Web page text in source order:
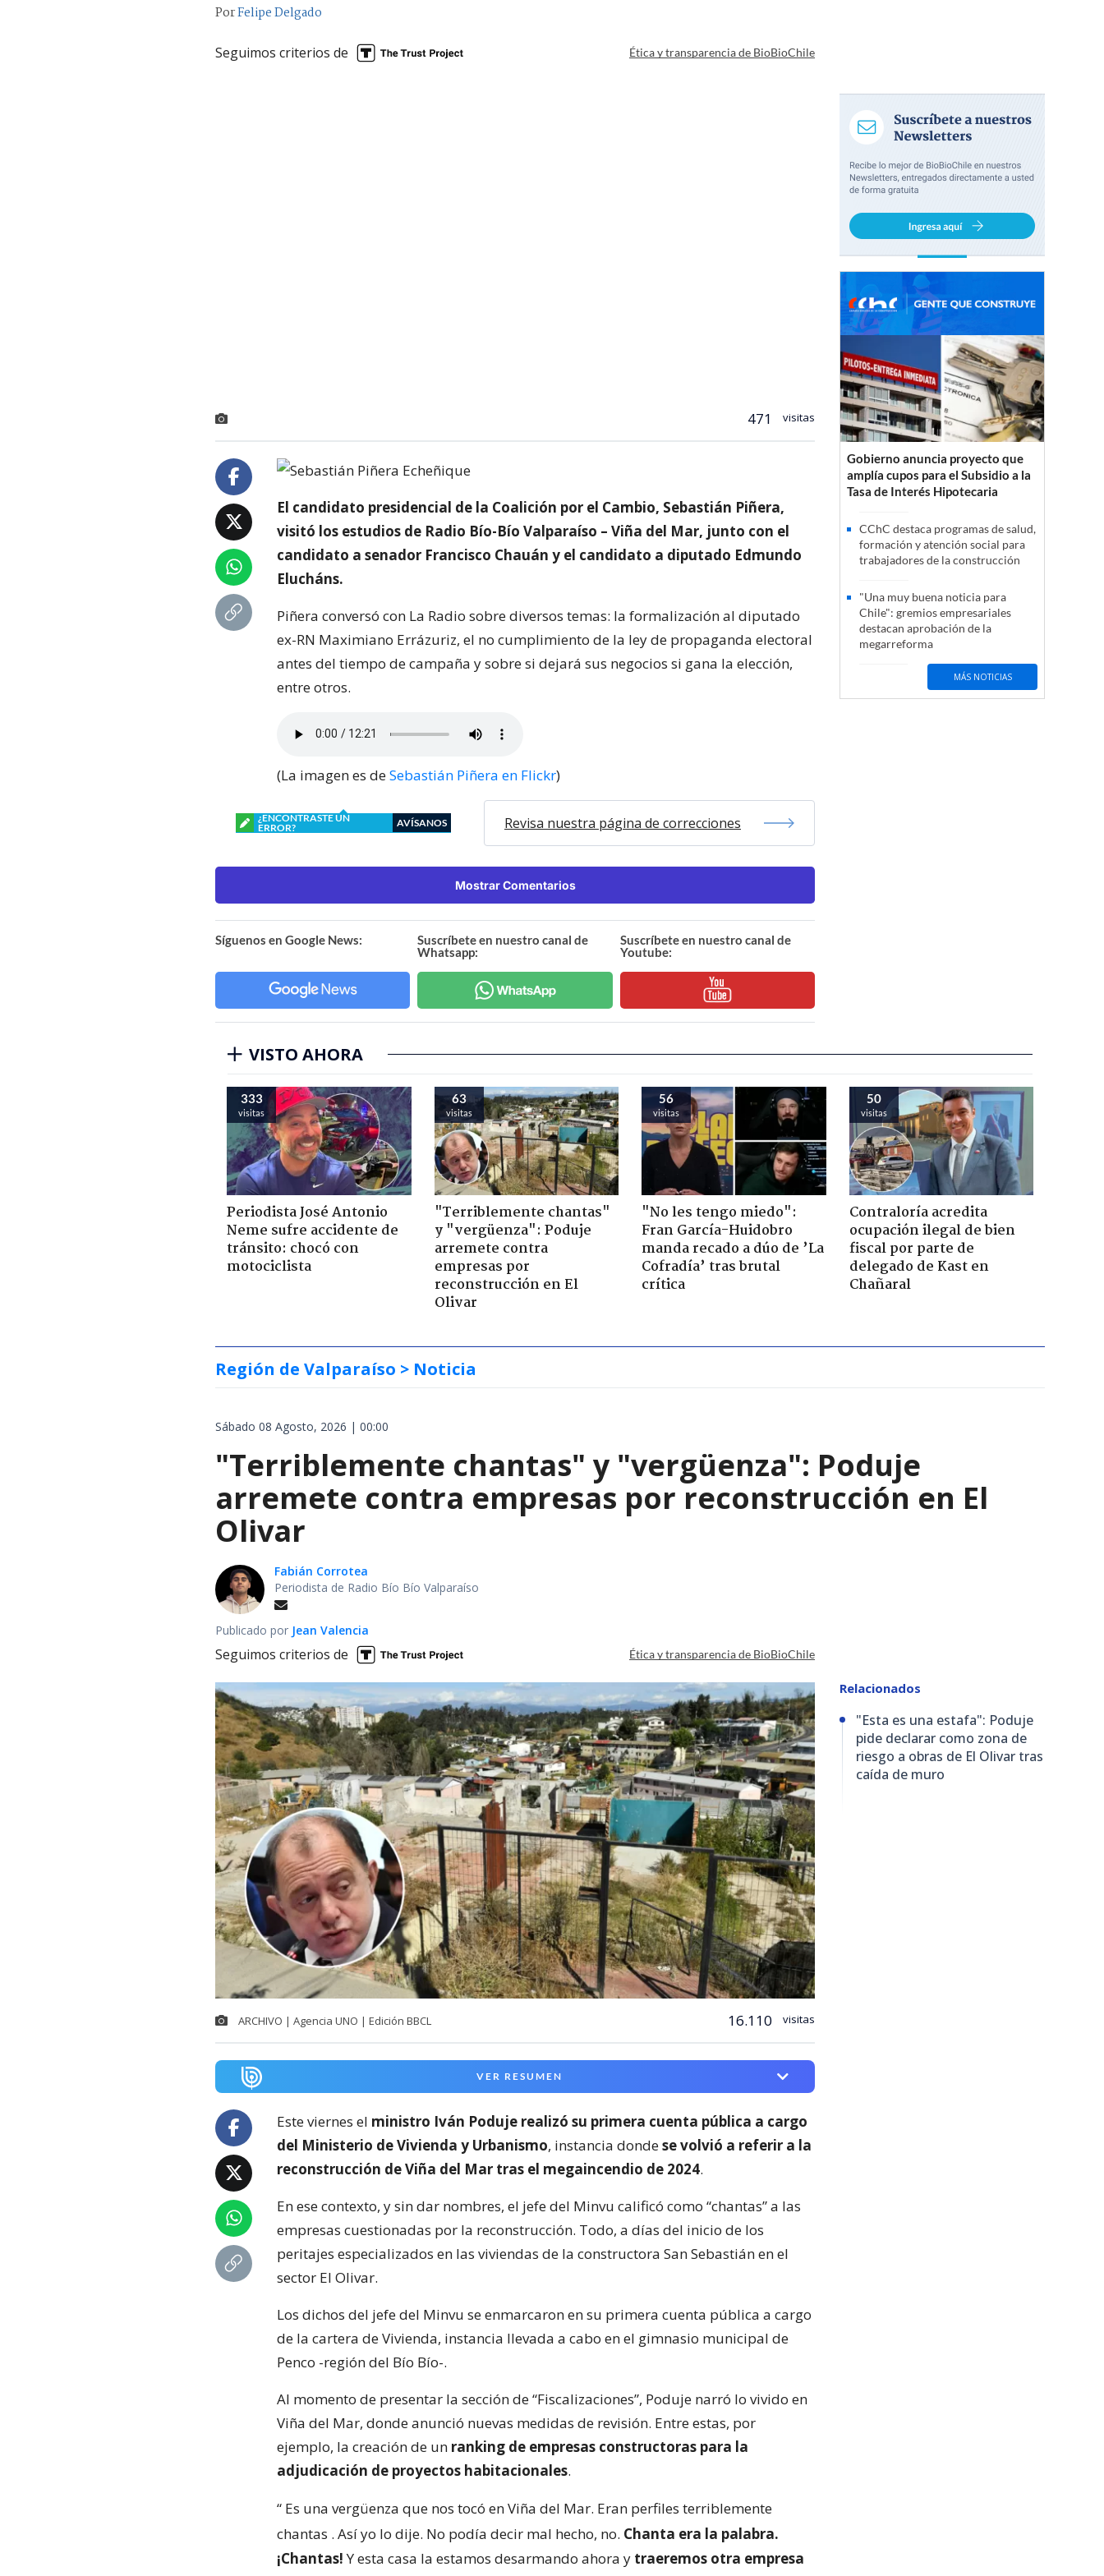
PorFelipe Delgado
Seguimos criterios de Ética y transparencia de BioBioChile
471 visitas
El candidato presidencial de la Coalición por el Cambio, Sebastián Piñera,
visitó los estudios de Radio Bío-Bío Valparaíso – Viña del Mar, junto con el
candidato a senador Francisco Chauán y el candidato a diputado Edmundo
Elucháns.
Piñera conversó con La Radio sobre diversos temas: la formalización al diputado
ex-RN Maximiano Errázuriz, el no cumplimiento de la ley de propaganda electoral
antes del tiempo de campaña y sobre si dejará sus negocios si gana la elección,
entre otros.
(La imagen es deSebastián Piñera en Flickr)
¿ENCONTRASTE UN
ERROR?
AVÍSANOS Revisa nuestra página de correcciones
Mostrar Comentarios
Síguenos en Google News:
Suscríbete en nuestro canal de
Whatsapp:
Suscríbete en nuestro canal de
Youtube:
Gobierno anuncia proyecto que
amplía cupos para el Subsidio a la
Tasa de Interés Hipotecaria
CChC destaca programas de salud,
formación y atención social para
trabajadores de la construcción
"Una muy buena noticia para
Chile": gremios empresariales
destacan aprobación de la
megarreforma
MÁS NOTICIAS
VISTO AHORA
333
visitas
Periodista José Antonio
Neme sufre accidente de
tránsito: chocó con
motociclista
63
visitas
"Terriblemente chantas"
y "vergüenza": Poduje
arremete contra
empresas por
reconstrucción en El
Olivar
56
visitas
"No les tengo miedo":
Fran García-Huidobro
manda recado a dúo de ’La
Cofradía’ tras brutal
crítica
50
visitas
Contraloría acredita
ocupación ilegal de bien
fiscal por parte de
delegado de Kast en
Chañaral
Región de Valparaíso > Noticia
Sábado 08 Agosto, 2026 | 00:00
"Terriblemente chantas" y "vergüenza": Poduje
arremete contra empresas por reconstrucción en El
Olivar
Fabián Corrotea
Periodista de Radio Bío Bío Valparaíso
Publicado por Jean Valencia
Seguimos criterios de Ética y transparencia de BioBioChile
ARCHIVO | Agencia UNO | Edición BBCL 16.110 visitas
VER RESUMEN
Este viernes el ministro Iván Poduje realizó su primera cuenta pública a cargo
del Ministerio de Vivienda y Urbanismo, instancia dondese volvió a referir a la
reconstrucción de Viña del Mar tras el megaincendio de 2024.
En ese contexto, y sin dar nombres, el jefe del Minvu calificó como “chantas” a las
empresas cuestionadas por la reconstrucción. Todo, a días del inicio de los
peritajes especializados en las viviendas de la constructora San Sebastián en el
sector El Olivar.
Los dichos del jefe del Minvu se enmarcaron en su primera cuenta pública a cargo
de la cartera de Vivienda, instancia llevada a cabo en el gimnasio municipal de
Penco -región del Bío Bío-.
Al momento de presentar la sección de “Fiscalizaciones”, Poduje narró lo vivido en
Viña del Mar, donde anunció nuevas medidas de revisión. Entre estas, por
ejemplo, la creación de un ranking de empresas constructoras para la
adjudicación de proyectos habitacionales.
“ Es una vergüenza que nos tocó en Viña del Mar. Eran perfiles terriblemente
chantas . Así yo lo dije. No podía decir mal hecho, no. Chanta era la palabra.
¡Chantas!Y esta casa la estamos desarmando ahora y traeremos otra empresa
Relacionados
"Esta es una estafa": Poduje
pide declarar como zona de
riesgo a obras de El Olivar tras
caída de muro